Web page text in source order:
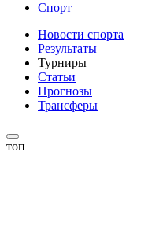
Спорт
Новости спорта
Результаты
Турниры
Статьи
Прогнозы
Трансферы
топ